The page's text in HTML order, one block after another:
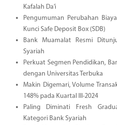
Kafalah Da’i
Pengumuman Perubahan
Kunci Safe Deposit Box (SDB)
Bank Muamalat Resmi
Syariah
Perkuat Segmen Pendidikan,
dengan Universitas Terbuka
Makin Digemari, Volume
148% pada Kuartal III-2024
Paling Diminati Fresh
Kategori Bank Syariah